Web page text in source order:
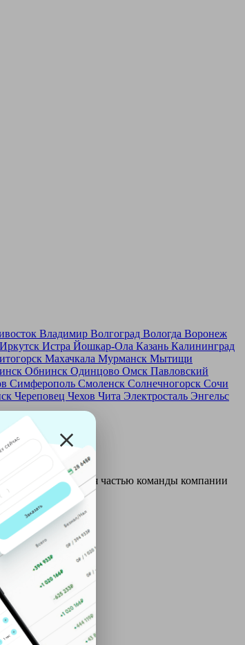
Владимир Волгоград Вологда Воронеж
Иркутск Истра Йошкар-Ола Казань Калининград
Махачкала Мурманск Мытищи
Обнинск Одинцово Омск Павловский
Симферополь Смоленск Солнечногорск Сочи
Череповец Чехов Чита Электросталь Энгельс
этого становятся частью команды компании